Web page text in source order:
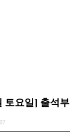
토요일] 출석부